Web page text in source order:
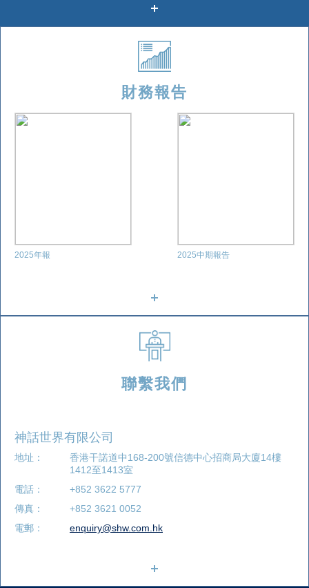
財務報告
2025年報 2025中期報告
聯繫我們
神話世界有限公司
地址：
香港干諾道中168-200號信德中心招商局大廈14樓
1412至1413室
電話：
+852 3622 5777
傳真：
+852 3621 0052
電郵：
enquiry@shw.com.hk